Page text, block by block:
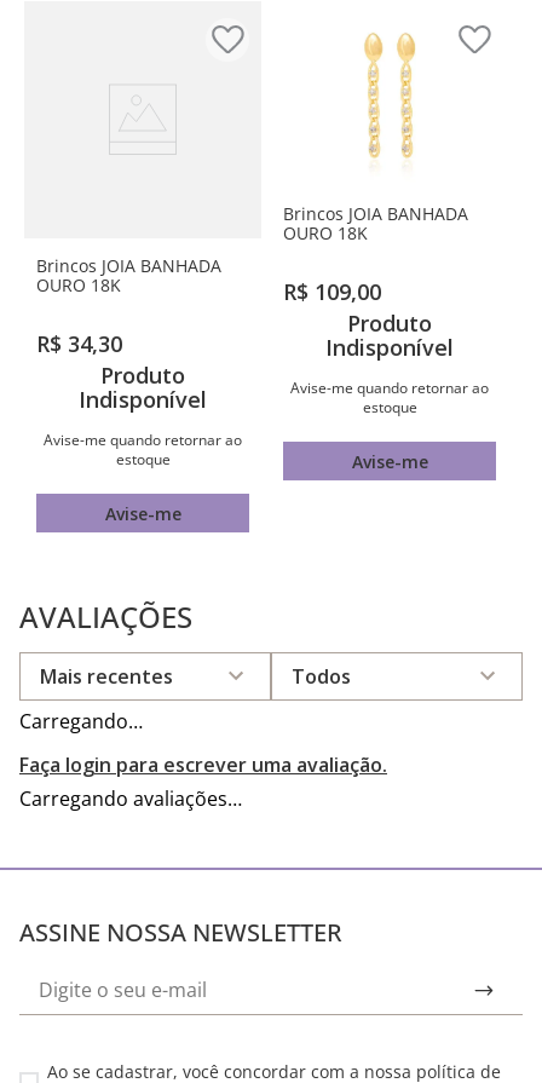
Brincos JOIA BANHADA
OURO 18K
R$ 34,30
Produto
Indisponível
Avise-me quando retornar ao
estoque
Avise-me
Brincos JOIA BANHADA
OURO 18K
R$ 109,00
Produto
Indisponível
Avise-me quando retornar ao
estoque
Avise-me
AVALIAÇÕES
Carregando…
Faça login para escrever uma avaliação.
Mais recentes Todos
Carregando avaliações…
ASSINE NOSSA NEWSLETTER
Ao se cadastrar, você concordar com a nossa política de